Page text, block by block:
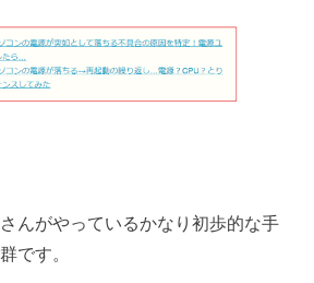
んがやっているかなり初歩的な手
です。